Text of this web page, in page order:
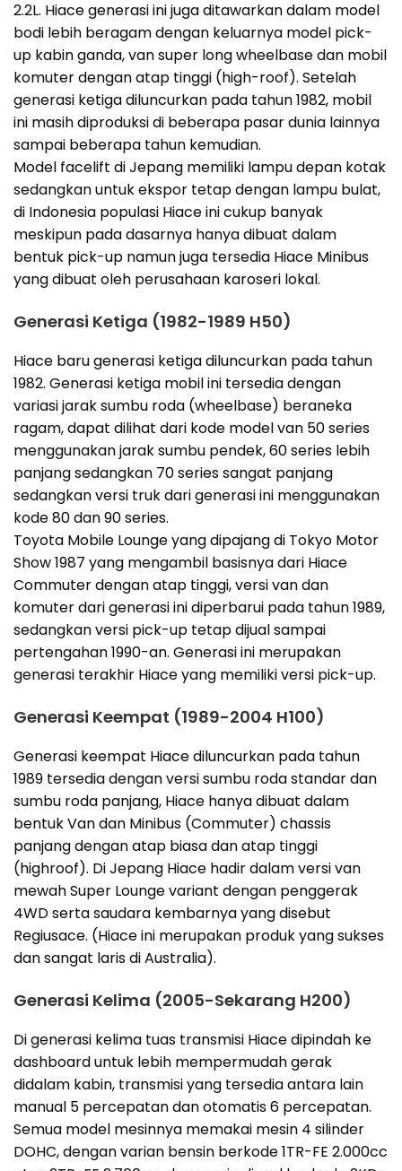
2.2L. Hiace generasi ini juga ditawarkan dalam model
bodi lebih beragam dengan keluarnya model pick-
up kabin ganda, van super long wheelbase dan mobil
komuter dengan atap tinggi (high-roof). Setelah
generasi ketiga diluncurkan pada tahun 1982, mobil
ini masih diproduksi di beberapa pasar dunia lainnya
sampai beberapa tahun kemudian.
Model facelift di Jepang memiliki lampu depan kotak
sedangkan untuk ekspor tetap dengan lampu bulat,
di Indonesia populasi Hiace ini cukup banyak
meskipun pada dasarnya hanya dibuat dalam
bentuk pick-up namun juga tersedia Hiace Minibus
yang dibuat oleh perusahaan karoseri lokal.
Generasi Ketiga (1982-1989 H50)
Hiace baru generasi ketiga diluncurkan pada tahun
1982. Generasi ketiga mobil ini tersedia dengan
variasi jarak sumbu roda (wheelbase) beraneka
ragam, dapat dilihat dari kode model van 50 series
menggunakan jarak sumbu pendek, 60 series lebih
panjang sedangkan 70 series sangat panjang
sedangkan versi truk dari generasi ini menggunakan
kode 80 dan 90 series.
Toyota Mobile Lounge yang dipajang di Tokyo Motor
Show 1987 yang mengambil basisnya dari Hiace
Commuter dengan atap tinggi, versi van dan
komuter dari generasi ini diperbarui pada tahun 1989,
sedangkan versi pick-up tetap dijual sampai
pertengahan 1990-an. Generasi ini merupakan
generasi terakhir Hiace yang memiliki versi pick-up.
Generasi Keempat (1989-2004 H100)
Generasi keempat Hiace diluncurkan pada tahun
1989 tersedia dengan versi sumbu roda standar dan
sumbu roda panjang, Hiace hanya dibuat dalam
bentuk Van dan Minibus (Commuter) chassis
panjang dengan atap biasa dan atap tinggi
(highroof). Di Jepang Hiace hadir dalam versi van
mewah Super Lounge variant dengan penggerak
4WD serta saudara kembarnya yang disebut
Regiusace. (Hiace ini merupakan produk yang sukses
dan sangat laris di Australia).
Generasi Kelima (2005-Sekarang H200)
Di generasi kelima tuas transmisi Hiace dipindah ke
dashboard untuk lebih mempermudah gerak
didalam kabin, transmisi yang tersedia antara lain
manual 5 percepatan dan otomatis 6 percepatan.
Semua model mesinnya memakai mesin 4 silinder
DOHC, dengan varian bensin berkode 1TR-FE 2.000cc